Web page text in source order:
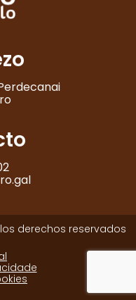
derechos reservados